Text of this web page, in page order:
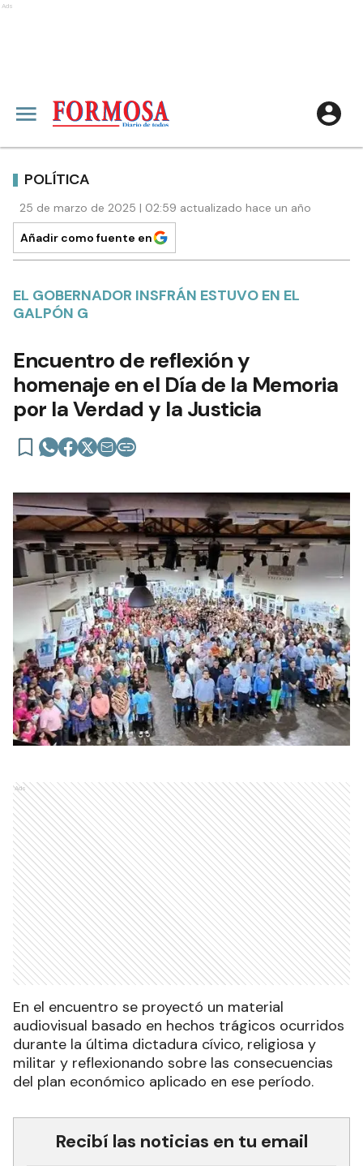
Ads
POLÍTICA
25 de marzo de 2025 | 02:59 actualizado hace un año
Añadir como fuente en
EL GOBERNADOR INSFRÁN ESTUVO EN EL
GALPÓN G
Encuentro de reflexión y
homenaje en el Día de la Memoria
por la Verdad y la Justicia
Ads
En el encuentro se proyectó un material
audiovisual basado en hechos trágicos ocurridos
durante la última dictadura cívico, religiosa y
militar y reflexionando sobre las consecuencias
del plan económico aplicado en ese período.
Recibí las noticias en tu email